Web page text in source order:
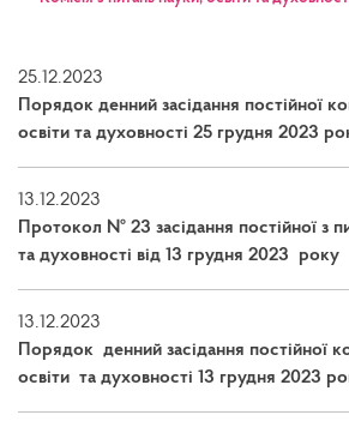
25.12.2023
Порядок денний засідання постійної
освіти та духовності 25 грудня 2023
13.12.2023
Протокол № 23 засідання постійної з
та духовності від 13 грудня 2023 року
13.12.2023
Порядок денний засідання постійної
освіти та духовності 13 грудня 2023